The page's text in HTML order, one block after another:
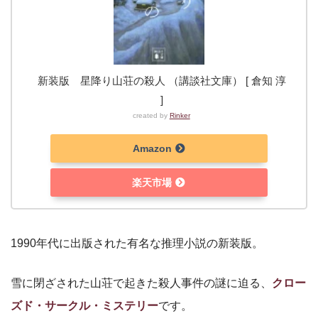
新装版 星降り山荘の殺人 （講談社文庫） [ 倉知 淳
]
created by Rinker
Amazon
楽天市場
1990年代に出版された有名な推理小説の新装版。
雪に閉ざされた山荘で起きた殺人事件の謎に迫る、 クロー
ズド・サークル・ミステリーです。